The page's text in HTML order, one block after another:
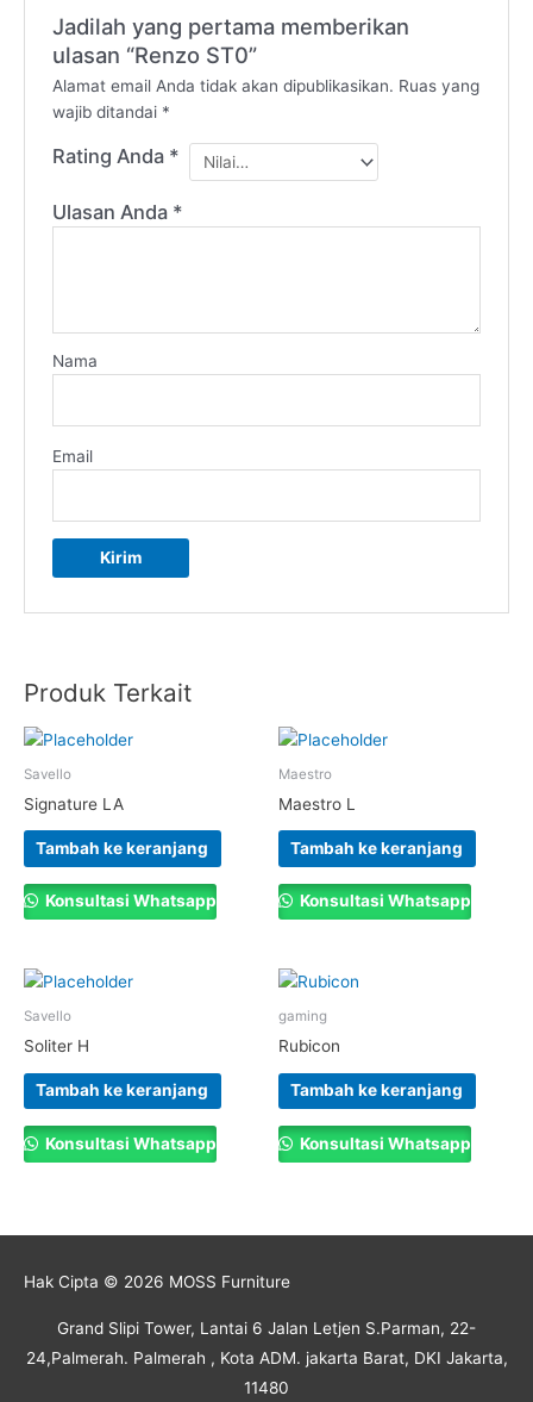
Jadilah yang pertama memberikan
ulasan “Renzo ST0”
Alamat email Anda tidak akan dipublikasikan. Ruas yang
wajib ditandai *
Rating Anda *
Ulasan Anda *
Nama
Email
Produk Terkait
Savello
Signature LA
Tambah ke keranjang
Konsultasi Whatsapp
Maestro
Maestro L
Tambah ke keranjang
Konsultasi Whatsapp
Savello
Soliter H
Tambah ke keranjang
Konsultasi Whatsapp
gaming
Rubicon
Tambah ke keranjang
Konsultasi Whatsapp
Hak Cipta © 2026 MOSS Furniture
Grand Slipi Tower, Lantai 6 Jalan Letjen S.Parman, 22-
24,Palmerah. Palmerah , Kota ADM. jakarta Barat, DKI Jakarta,
11480